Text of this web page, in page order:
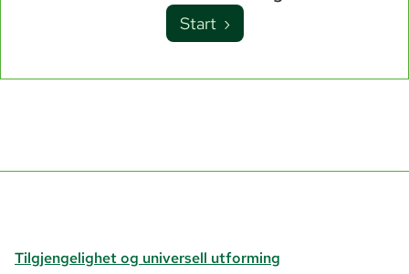
Start ›
Tilgjengelighet og universell utforming